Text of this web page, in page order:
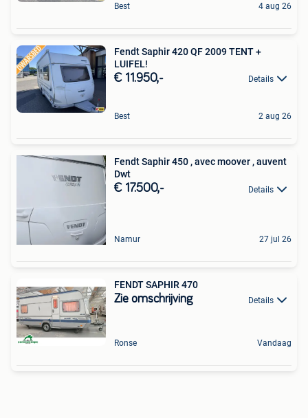
Best 4 aug 26
Fendt Saphir 420 QF 2009 TENT +
LUIFEL!
€ 11.950,- Details
Best 2 aug 26
Fendt Saphir 450 , avec moover , auvent
Dwt
€ 17.500,- Details
Namur 27 jul 26
FENDT SAPHIR 470
Zie omschrijving Details
Ronse Vandaag